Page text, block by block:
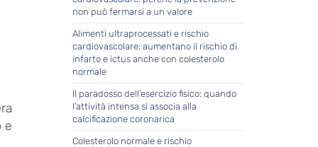
e
non può fermarsi a un valore
Alimenti ultraprocessati e rischio
cardiovascolare: aumentano il rischio di
infarto e ictus anche con colesterolo
normale
Il paradosso dell’esercizio fisico: quando
l’attività intensa si associa alla
calcificazione coronarica
Colesterolo normale e rischio